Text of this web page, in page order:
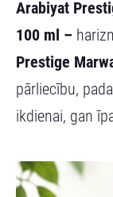
Arabiyat
100 ml –
Prestige
pārliecību,
ikdienai, gan